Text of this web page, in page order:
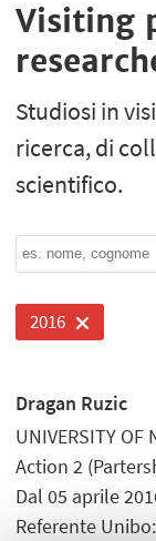
Visiting
Studiosi in
ricerca, di
scientifico.
2016
Dragan Ruzic
UNIVERSITY OF
Action 2
Dal 05 aprile
Referente